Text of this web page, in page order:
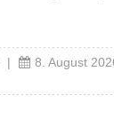
| 8. August